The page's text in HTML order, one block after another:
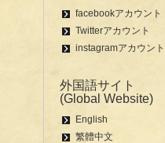
facebookアカウント
Twitterアカウント
instagramアカウント
外国語サイト
(Global Website)
English
繁體中文